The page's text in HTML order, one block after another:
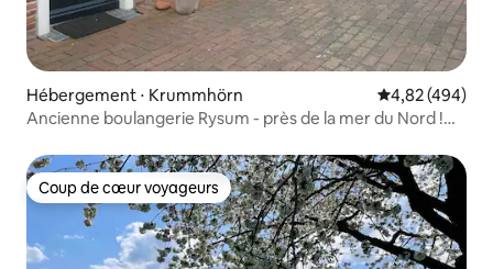
Hébergement ⋅ Krummhörn Évaluation
4,82 (494)
Ancienne boulangerie Rysum - près de la mer du Nord !
Coup de cœur voyageurs
Coup de cœur voyageurs